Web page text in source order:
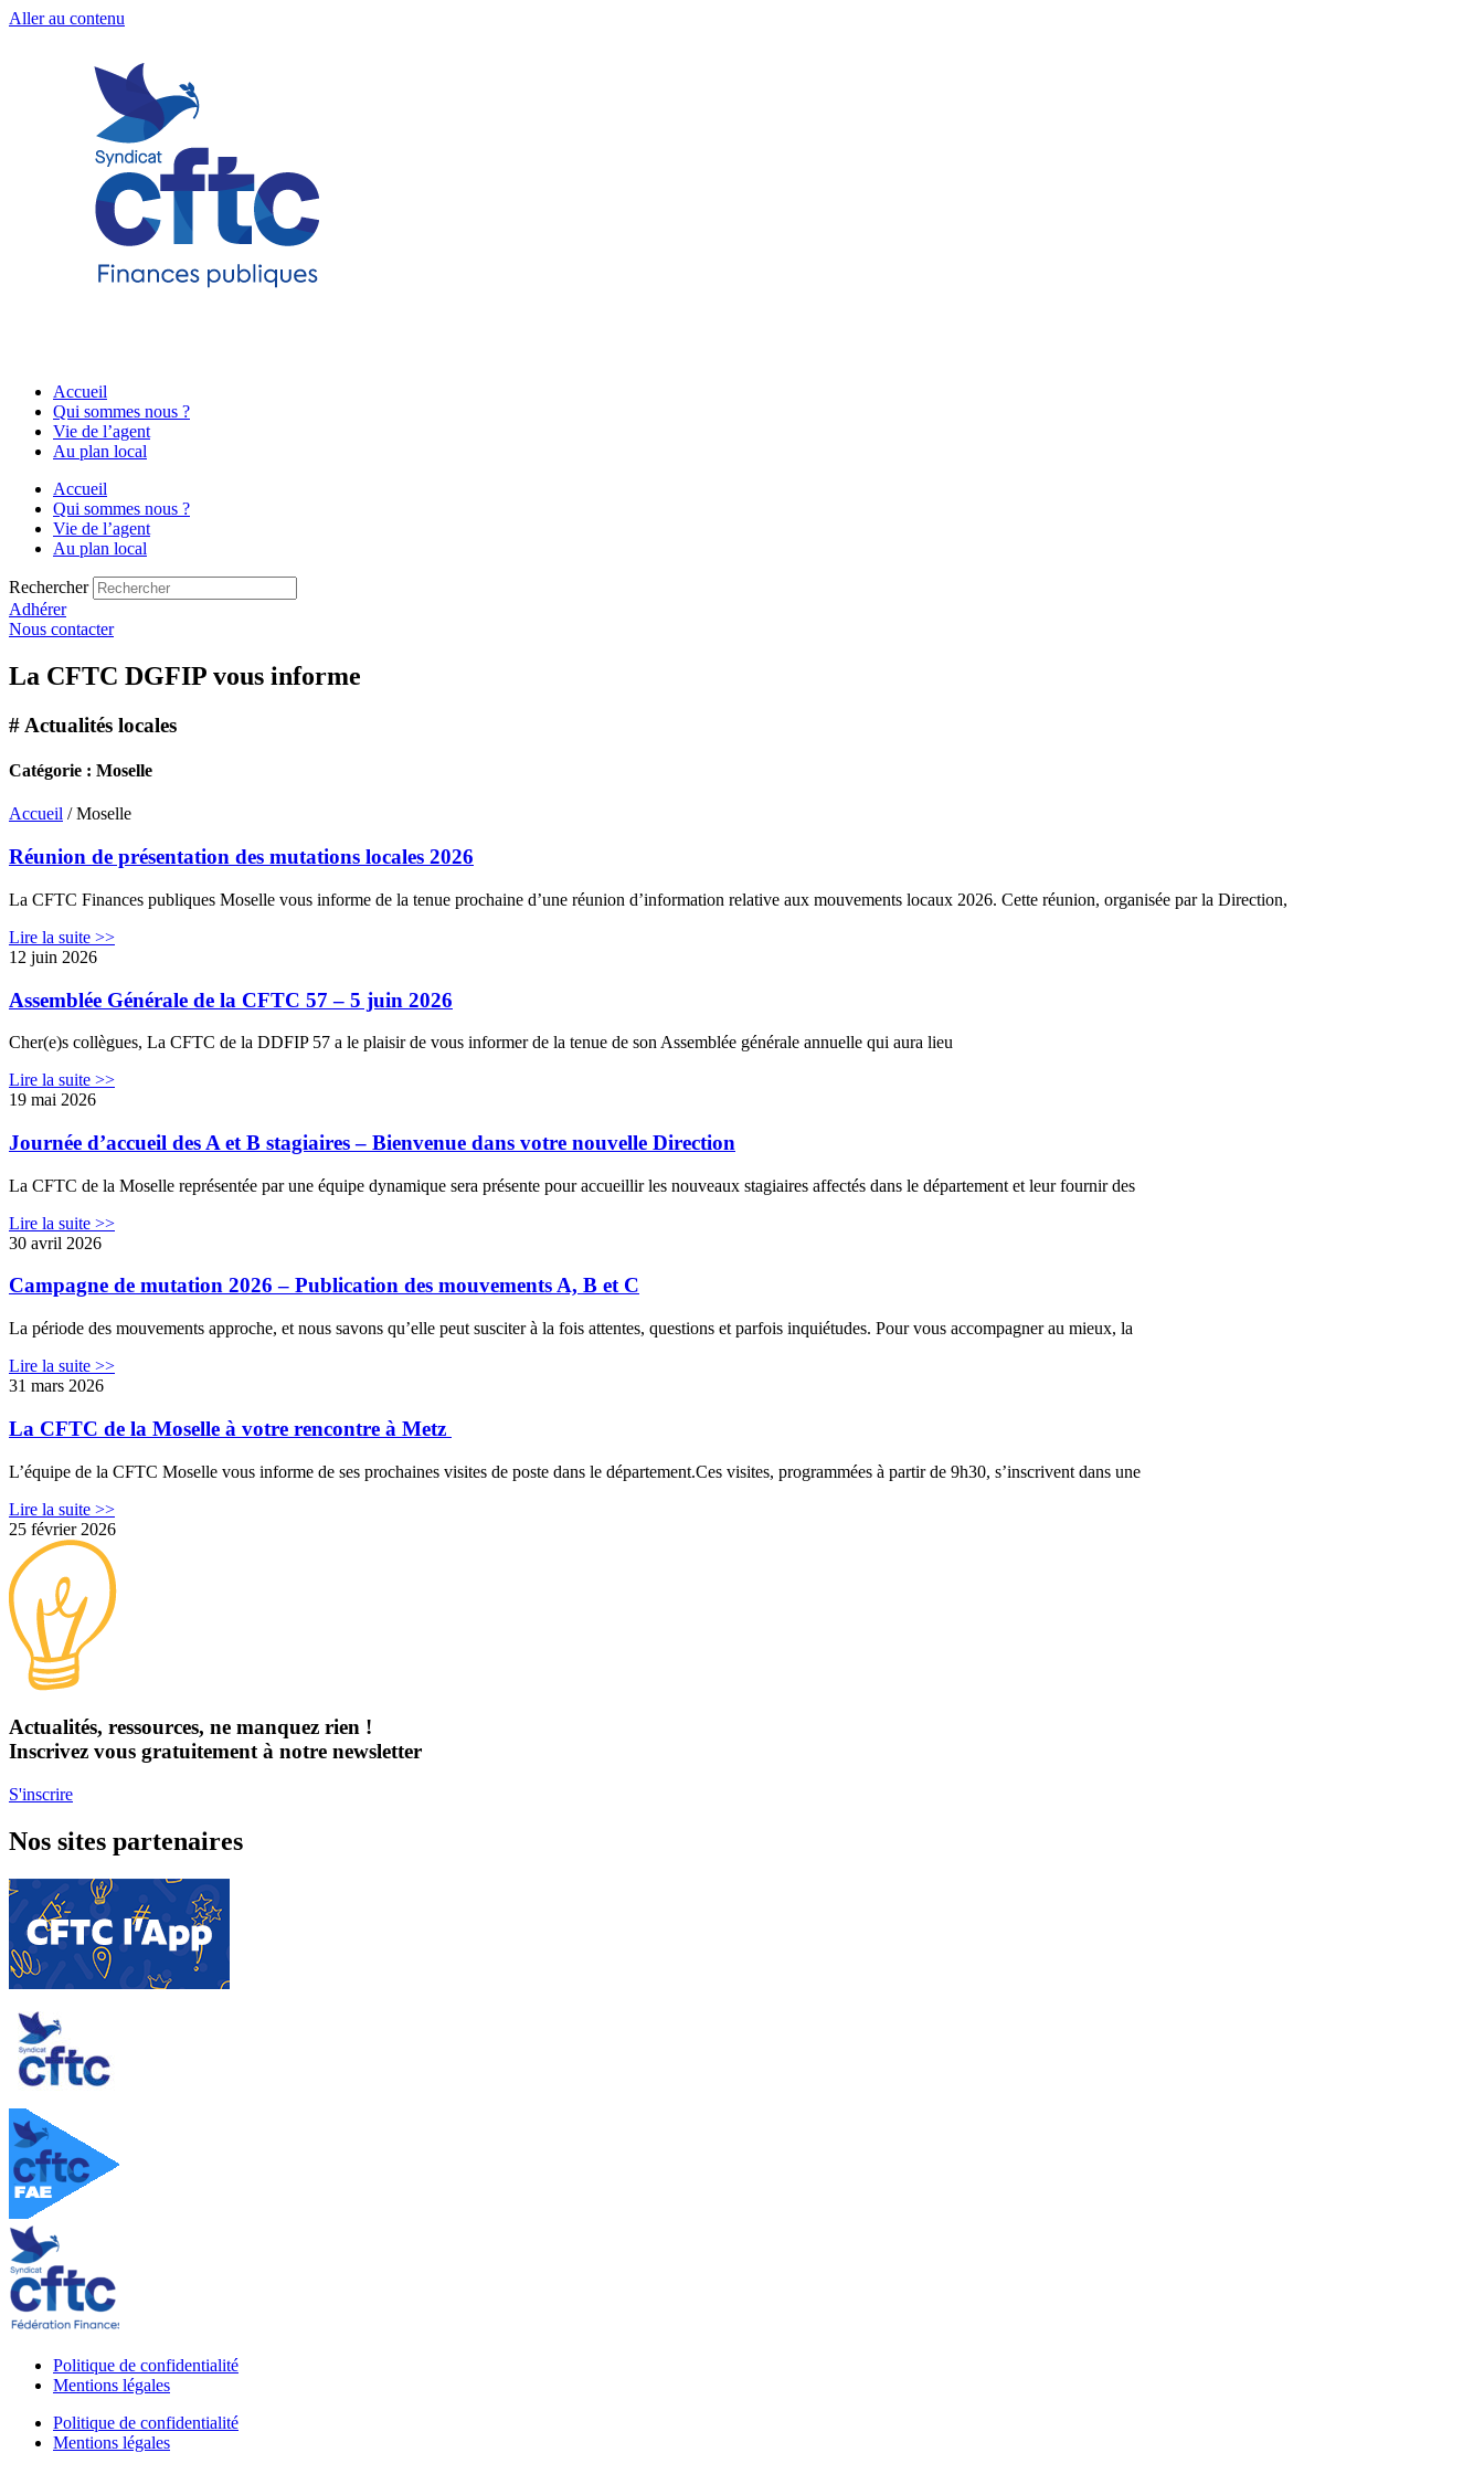
Aller au contenu
Accueil
Qui sommes nous ?
Vie de l’agent
Au plan local
Accueil
Qui sommes nous ?
Vie de l’agent
Au plan local
Rechercher
Adhérer
Nous contacter
La CFTC DGFIP vous informe
# Actualités locales
Catégorie : Moselle
Accueil / Moselle
Réunion de présentation des mutations locales 2026
La CFTC Finances publiques Moselle vous informe de la tenue prochaine d’une réunion d’information relative aux mouvements locaux 2026. Cette réunion, organisée par la Direction,
Lire la suite >>
12 juin 2026
Assemblée Générale de la CFTC 57 – 5 juin 2026
Cher(e)s collègues, La CFTC de la DDFIP 57 a le plaisir de vous informer de la tenue de son Assemblée générale annuelle qui aura lieu
Lire la suite >>
19 mai 2026
Journée d’accueil des A et B stagiaires – Bienvenue dans votre nouvelle Direction
La CFTC de la Moselle représentée par une équipe dynamique sera présente pour accueillir les nouveaux stagiaires affectés dans le département et leur fournir des
Lire la suite >>
30 avril 2026
Campagne de mutation 2026 – Publication des mouvements A, B et C
La période des mouvements approche, et nous savons qu’elle peut susciter à la fois attentes, questions et parfois inquiétudes. Pour vous accompagner au mieux, la
Lire la suite >>
31 mars 2026
La CFTC de la Moselle à votre rencontre à Metz
L’équipe de la CFTC Moselle vous informe de ses prochaines visites de poste dans le département.Ces visites, programmées à partir de 9h30, s’inscrivent dans une
Lire la suite >>
25 février 2026
Actualités, ressources, ne manquez rien !
Inscrivez vous gratuitement à notre newsletter
S'inscrire
Nos sites partenaires
Politique de confidentialité
Mentions légales
Politique de confidentialité
Mentions légales